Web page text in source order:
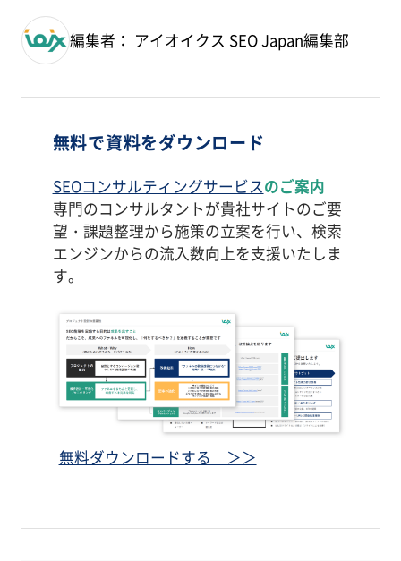
編集者： アイオイクス SEO Japan編集部
無料で資料をダウンロード
SEOコンサルティングサービスのご案内
専門のコンサルタントが貴社サイトのご要
望・課題整理から施策の立案を行い、検索
エンジンからの流入数向上を支援いたしま
す。
無料ダウンロードする ＞＞